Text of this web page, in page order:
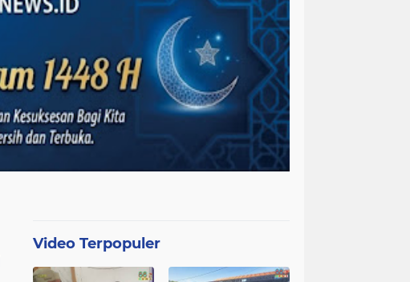
Video Terpopuler